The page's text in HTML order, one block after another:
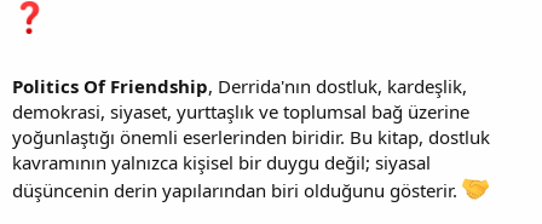
Politics Of Friendship, Derrida'nın dostluk, kardeşlik,
demokrasi, siyaset, yurttaşlık ve toplumsal bağ üzerine
yoğunlaştığı önemli eserlerinden biridir. Bu kitap, dostluk
kavramının yalnızca kişisel bir duygu değil; siyasal
düşüncenin derin yapılarından biri olduğunu gösterir.